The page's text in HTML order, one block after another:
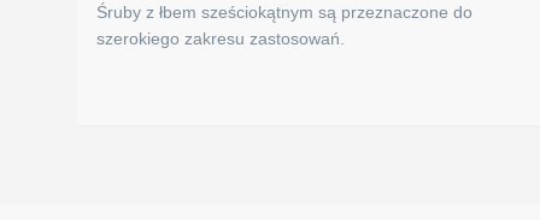
Śruby z łbem sześciokątnym są przeznaczone do
szerokiego zakresu zastosowań.